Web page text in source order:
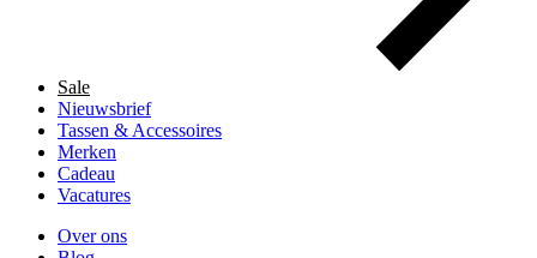
Sale
Nieuwsbrief
Tassen & Accessoires
Merken
Cadeau
Vacatures
Over ons